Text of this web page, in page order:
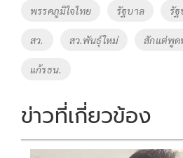
พรรคภูมิใจไทย รัฐบาล รั
สว. สว.พันธุ์ใหม่ สักแต่พูด
แก้รธน.
ข่าวที่เกี่ยวข้อง